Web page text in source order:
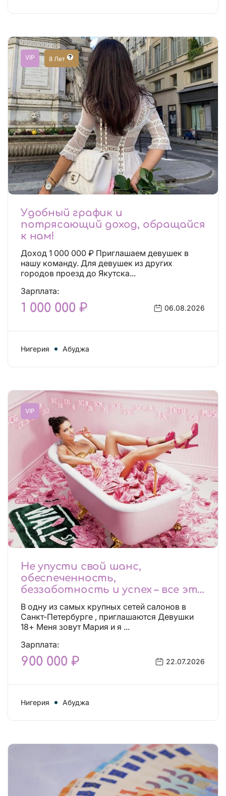
VIP 8 Лет
Удобный график и
потрясающий доход, обращайся
к нам!
Доход 1 000 000 ₽ Приглашаем девушек в
нашу команду. Для девушек из других
городов проезд до Якутска...
Зарплата:
1 000 000 ₽ 06.08.2026
Нигерия Абуджа
VIP
Не упусти свой шанс,
обеспеченность,
беззаботность и успех – все это
будет уже завтра, поспеши!
Лучшие условия!
В одну из самых крупных сетей салонов в
Санкт-Петербурге , приглашаются Девушки
18+ Меня зовут Мария и я ...
Зарплата:
900 000 ₽ 22.07.2026
Нигерия Абуджа